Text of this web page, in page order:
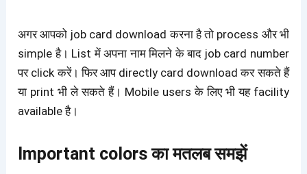
अगर आपको job card download करना है तो process और भी
simple है। List में अपना नाम मिलने के बाद job card number
पर click करें। फिर आप directly card download कर सकते हैं
या print भी ले सकते हैं। Mobile users के लिए भी यह facility
available है।
Important colors का मतलब समझें